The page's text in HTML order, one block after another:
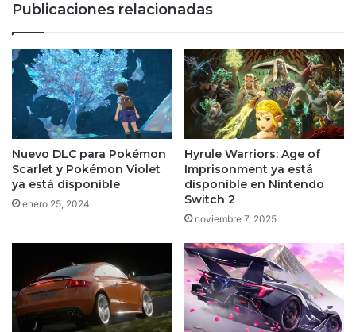
generan
expectativa
Publicaciones relacionadas
Nuevo DLC para Pokémon
Scarlet y Pokémon Violet
ya está disponible
enero 25, 2024
Hyrule Warriors: Age of
Imprisonment ya está
disponible en Nintendo
Switch 2
noviembre 7, 2025